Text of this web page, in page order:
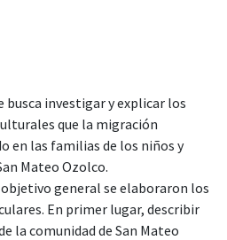
investigar y explicar los
que la migración
en las familias de los niños y
Mateo Ozolco.
general se elaboraron los
En primer lugar, describir
la comunidad de San Mateo